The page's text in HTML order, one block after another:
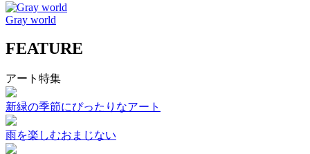
Gray world
FEATURE
アート特集
新緑の季節にぴったりなアート
雨を楽しむおまじない